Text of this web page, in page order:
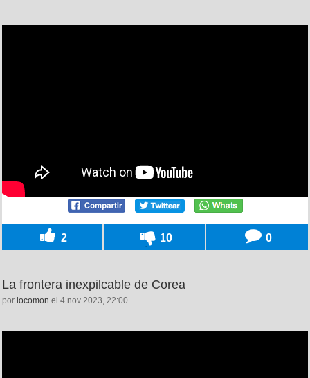
2 10 0
La frontera inexpilcable de Corea
por locomon el 4 nov 2023, 22:00